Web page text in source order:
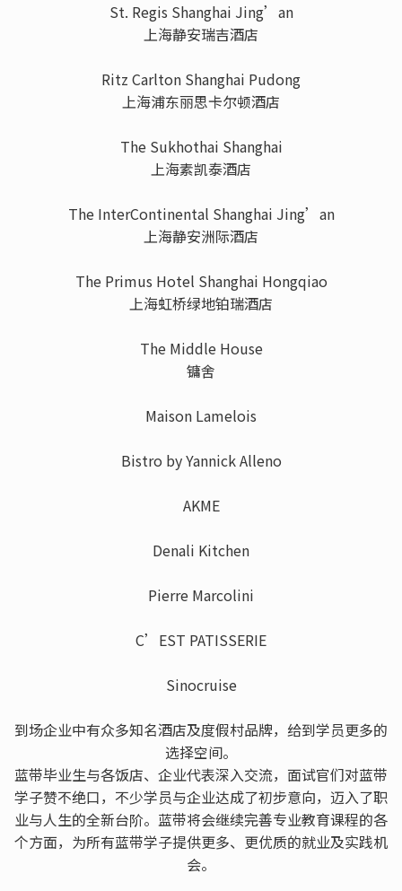
St. Regis Shanghai Jing’an
上海静安瑞吉酒店
Ritz Carlton Shanghai Pudong
上海浦东丽思卡尔顿酒店
The Sukhothai Shanghai
上海素凯泰酒店
The InterContinental Shanghai Jing’an
上海静安洲际酒店
The Primus Hotel Shanghai Hongqiao
上海虹桥绿地铂瑞酒店
The Middle House
镛舍
Maison Lamelois
Bistro by Yannick Alleno
AKME
Denali Kitchen
Pierre Marcolini
C’EST PATISSERIE
Sinocruise
到场企业中有众多知名酒店及度假村品牌，给到学员更多的
选择空间。
蓝带毕业生与各饭店、企业代表深入交流，面试官们对蓝带
学子赞不绝口，不少学员与企业达成了初步意向，迈入了职
业与人生的全新台阶。蓝带将会继续完善专业教育课程的各
个方面，为所有蓝带学子提供更多、更优质的就业及实践机
会。